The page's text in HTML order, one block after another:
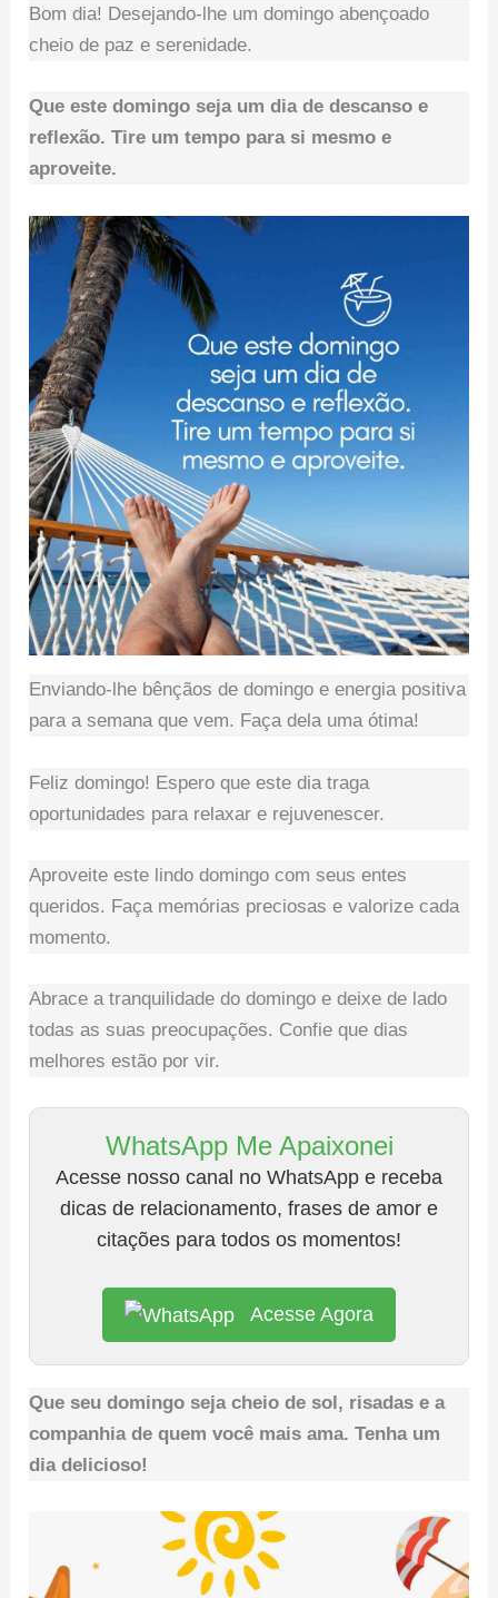
Bom dia! Desejando-lhe um domingo abençoado
cheio de paz e serenidade.
Que este domingo seja um dia de descanso e
reflexão. Tire um tempo para si mesmo e
aproveite.
Enviando-lhe bênçãos de domingo e energia positiva
para a semana que vem. Faça dela uma ótima!
Feliz domingo! Espero que este dia traga
oportunidades para relaxar e rejuvenescer.
Aproveite este lindo domingo com seus entes
queridos. Faça memórias preciosas e valorize cada
momento.
Abrace a tranquilidade do domingo e deixe de lado
todas as suas preocupações. Confie que dias
melhores estão por vir.
WhatsApp Me Apaixonei
Acesse nosso canal no WhatsApp e receba
dicas de relacionamento, frases de amor e
citações para todos os momentos!
Acesse Agora
Que seu domingo seja cheio de sol, risadas e a
companhia de quem você mais ama. Tenha um
dia delicioso!